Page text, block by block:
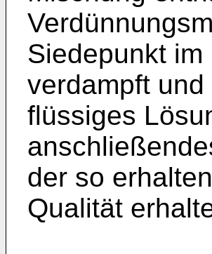
Siedepunkt
verdampft
flüssiges
der so
Qualität